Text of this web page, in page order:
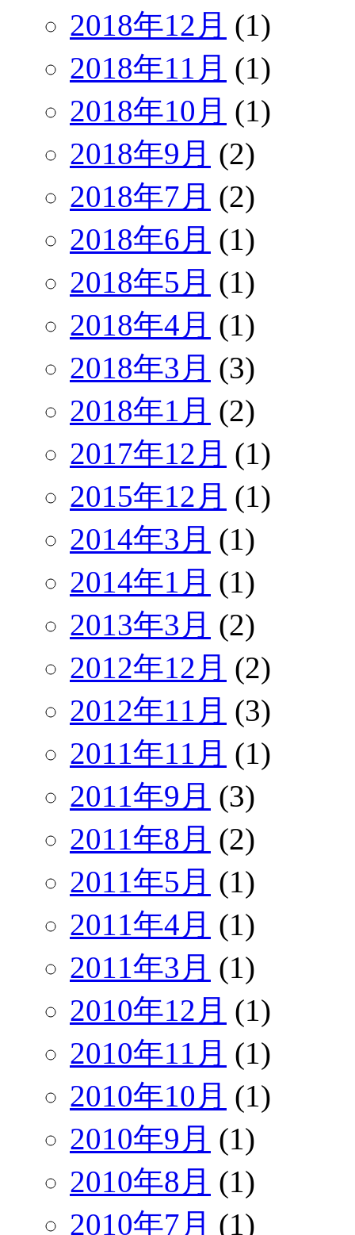
2018年12月 (1)
2018年11月 (1)
2018年10月 (1)
2018年9月 (2)
2018年7月 (2)
2018年6月 (1)
2018年5月 (1)
2018年4月 (1)
2018年3月 (3)
2018年1月 (2)
2017年12月 (1)
2015年12月 (1)
2014年3月 (1)
2014年1月 (1)
2013年3月 (2)
2012年12月 (2)
2012年11月 (3)
2011年11月 (1)
2011年9月 (3)
2011年8月 (2)
2011年5月 (1)
2011年4月 (1)
2011年3月 (1)
2010年12月 (1)
2010年11月 (1)
2010年10月 (1)
2010年9月 (1)
2010年8月 (1)
2010年7月 (1)